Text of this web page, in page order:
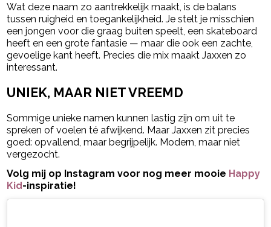
Wat deze naam zo aantrekkelijk maakt, is de balans
tussen ruigheid en toegankelijkheid. Je stelt je misschien
een jongen voor die graag buiten speelt, een skateboard
heeft en een grote fantasie — maar die ook een zachte,
gevoelige kant heeft. Precies die mix maakt Jaxxen zo
interessant.
UNIEK, MAAR NIET VREEMD
Sommige unieke namen kunnen lastig zijn om uit te
spreken of voelen té afwijkend. Maar Jaxxen zit precies
goed: opvallend, maar begrijpelijk. Modern, maar niet
vergezocht.
Volg mij op Instagram voor nog meer mooie Happy
Kid-inspiratie!